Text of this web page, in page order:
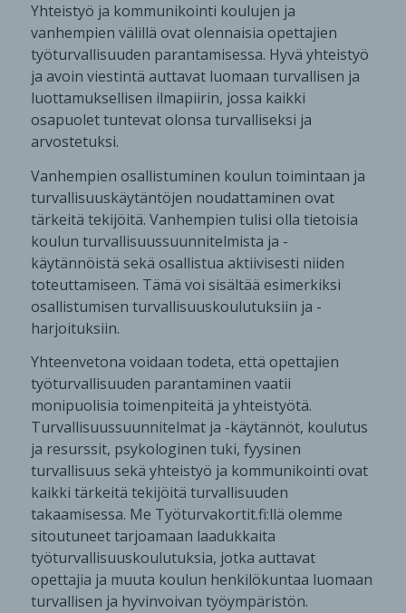
Yhteistyö ja kommunikointi koulujen ja
vanhempien välillä ovat olennaisia opettajien
työturvallisuuden parantamisessa. Hyvä yhteistyö
ja avoin viestintä auttavat luomaan turvallisen ja
luottamuksellisen ilmapiirin, jossa kaikki
osapuolet tuntevat olonsa turvalliseksi ja
arvostetuksi.
Vanhempien osallistuminen koulun toimintaan ja
turvallisuuskäytäntöjen noudattaminen ovat
tärkeitä tekijöitä. Vanhempien tulisi olla tietoisia
koulun turvallisuussuunnitelmista ja -
käytännöistä sekä osallistua aktiivisesti niiden
toteuttamiseen. Tämä voi sisältää esimerkiksi
osallistumisen turvallisuuskoulutuksiin ja -
harjoituksiin.
Yhteenvetona voidaan todeta, että opettajien
työturvallisuuden parantaminen vaatii
monipuolisia toimenpiteitä ja yhteistyötä.
Turvallisuussuunnitelmat ja -käytännöt, koulutus
ja resurssit, psykologinen tuki, fyysinen
turvallisuus sekä yhteistyö ja kommunikointi ovat
kaikki tärkeitä tekijöitä turvallisuuden
takaamisessa. Me Työturvakortit.fi:llä olemme
sitoutuneet tarjoamaan laadukkaita
työturvallisuuskoulutuksia, jotka auttavat
opettajia ja muuta koulun henkilökuntaa luomaan
turvallisen ja hyvinvoivan työympäristön.